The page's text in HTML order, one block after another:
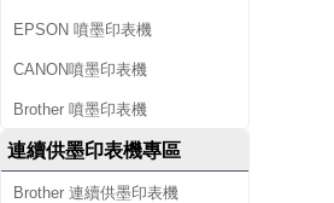
EPSON 噴墨印表機
CANON噴墨印表機
Brother 噴墨印表機
連續供墨印表機專區
Brother 連續供墨印表機